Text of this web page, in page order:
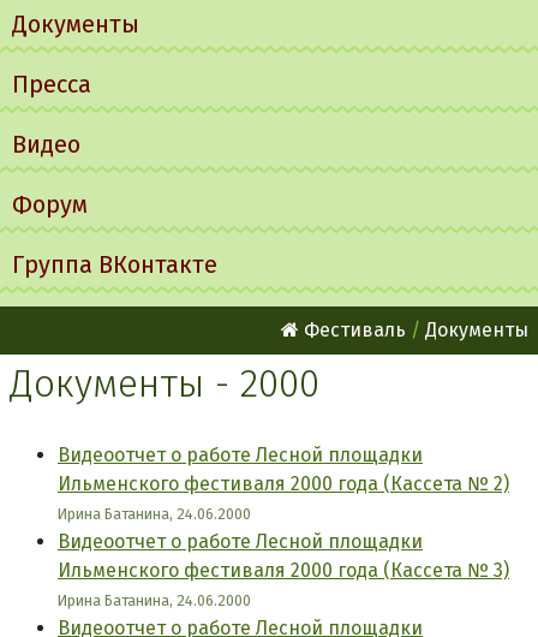
Документы
Пресса
Видео
Форум
Группа ВКонтакте
Фестиваль Документы
Документы - 2000
Видеоотчет о работе Лесной площадки
Ильменского фестиваля 2000 года (Кассета № 2)
Ирина Батанина, 24.06.2000
Видеоотчет о работе Лесной площадки
Ильменского фестиваля 2000 года (Кассета № 3)
Ирина Батанина, 24.06.2000
Видеоотчет о работе Лесной площадки